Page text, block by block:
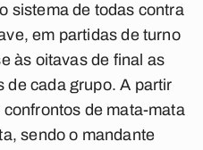
sistema de todas contra
em partidas de turno
às oitavas de final as
de cada grupo. A partir
de mata-mata
sendo o mandante